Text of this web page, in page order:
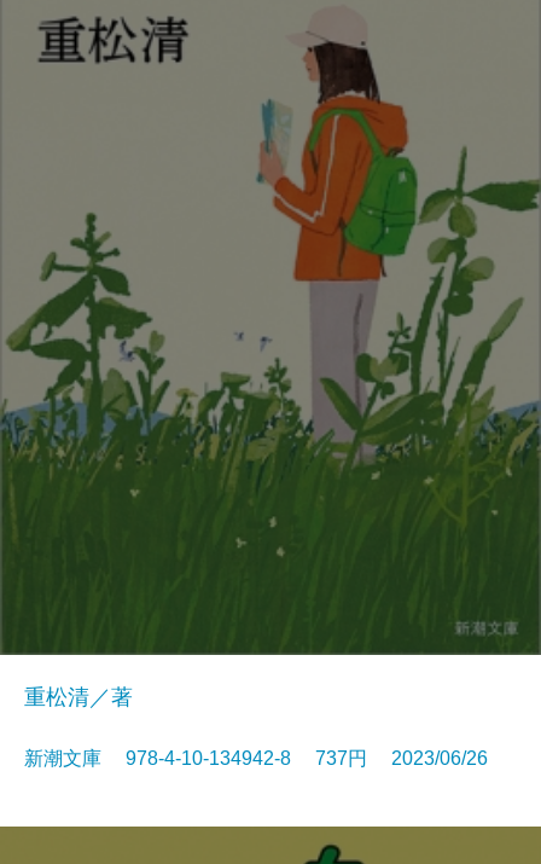
重松清／著
新潮文庫 978-4-10-134942-8 737円 2023/06/26